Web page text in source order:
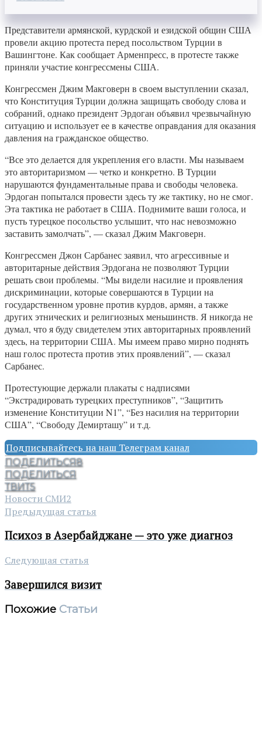
Представители армянской, курдской и езидской общин США
провели акцию протеста перед посольством Турции в
Вашингтоне. Как сообщает Арменпресс, в протесте также
приняли участие конгрессмены США.
Конгрессмен Джим Макговерн в своем выступлении сказал,
что Конституция Турции должна защищать свободу слова и
собраний, однако президент Эрдоган объявил чрезвычайную
ситуацию и использует ее в качестве оправдания для оказания
давления на гражданское общество.
“Все это делается для укрепления его власти. Мы называем
это авторитаризмом — четко и конкретно. В Турции
нарушаются фундаментальные права и свободы человека.
Эрдоган попытался провести здесь ту же тактику, но не смог.
Эта тактика не работает в США. Поднимите ваши голоса, и
пусть турецкое посольство услышит, что нас невозможно
заставить замолчать”, — сказал Джим Макговерн.
Конгрессмен Джон Сарбанес заявил, что агрессивные и
авторитарные действия Эрдогана не позволяют Турции
решать свои проблемы. “Мы видели насилие и проявления
дискриминации, которые совершаются в Турции на
государственном уровне против курдов, армян, а также
других этнических и религиозных меньшинств. Я никогда не
думал, что я буду свидетелем этих авторитарных проявлений
здесь, на территории США. Мы имеем право мирно поднять
наш голос протеста против этих проявлений”, — сказал
Сарбанес.
Протестующие держали плакаты с надписями
“Экстрадировать турецких преступников”, “Защитить
изменение Конституции N1”, “Без насилия на территории
США”, “Свободу Демирташу” и т.д.
Подписывайтесь на наш Телеграм канал
ПОДЕЛИТЬСЯ8
ПОДЕЛИТЬСЯ
ТВИТ5
Новости СМИ2
Предыдущая статья
Психоз в Азербайджане — это уже диагноз
Следующая статья
Завершился визит
Похожие Статьи